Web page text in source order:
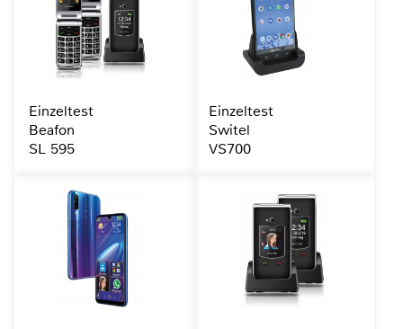
Einzeltest
Beafon
SL 595
Einzeltest
Switel
VS700